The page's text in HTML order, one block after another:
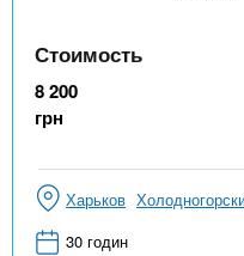
Стоимость
8 200
грн
Харьков
30 годин